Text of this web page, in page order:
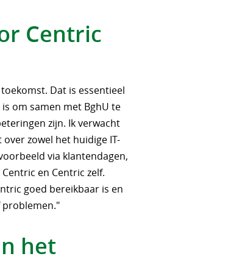
Centric
Dat is essentieel
om samen met BghU te
zijn. Ik verwacht
zowel het huidige IT-
via klantendagen,
en Centric zelf.
goed bereikbaar is en
problemen."
het